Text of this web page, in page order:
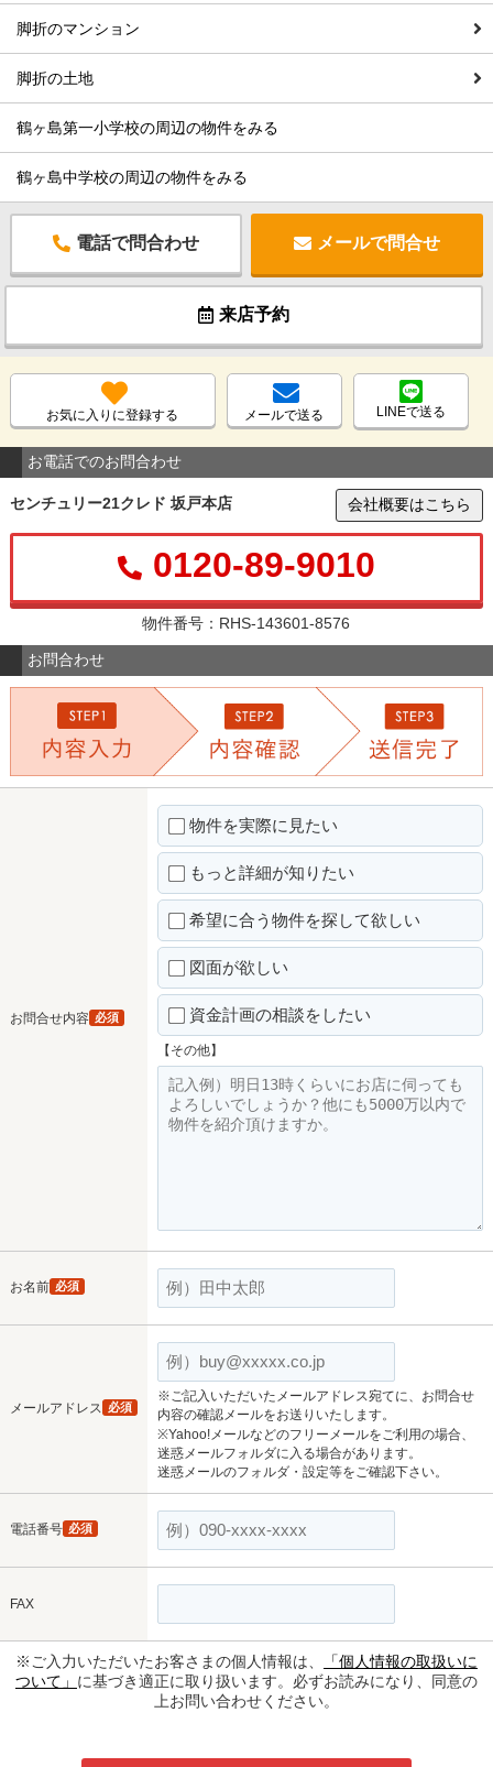
脚折のマンション
脚折の土地
鶴ヶ島第一小学校の周辺の物件をみる
鶴ヶ島中学校の周辺の物件をみる
電話で問合わせ メールで問合せ
来店予約
お気に入りに登録する メールで送る LINEで送る
お電話でのお問合わせ
センチュリー21クレド 坂戸本店 会社概要はこちら
0120-89-9010
物件番号：RHS-143601-8576
お問合わせ
お問合せ内容 必須
物件を実際に見たい
もっと詳細が知りたい
希望に合う物件を探して欲しい
図面が欲しい
資金計画の相談をしたい
【その他】
お名前 必須
メールアドレス 必須
※ご記入いただいたメールアドレス宛てに、お問合せ
内容の確認メールをお送りいたします。
※Yahoo!メールなどのフリーメールをご利用の場合、
迷惑メールフォルダに入る場合があります。
迷惑メールのフォルダ・設定等をご確認下さい。
電話番号 必須
FAX
※ご入力いただいたお客さまの個人情報は、
「個人情報の取扱いに
ついて」 に基づき適正に取り扱います。必ずお読みになり、同意の
上お問い合わせください。